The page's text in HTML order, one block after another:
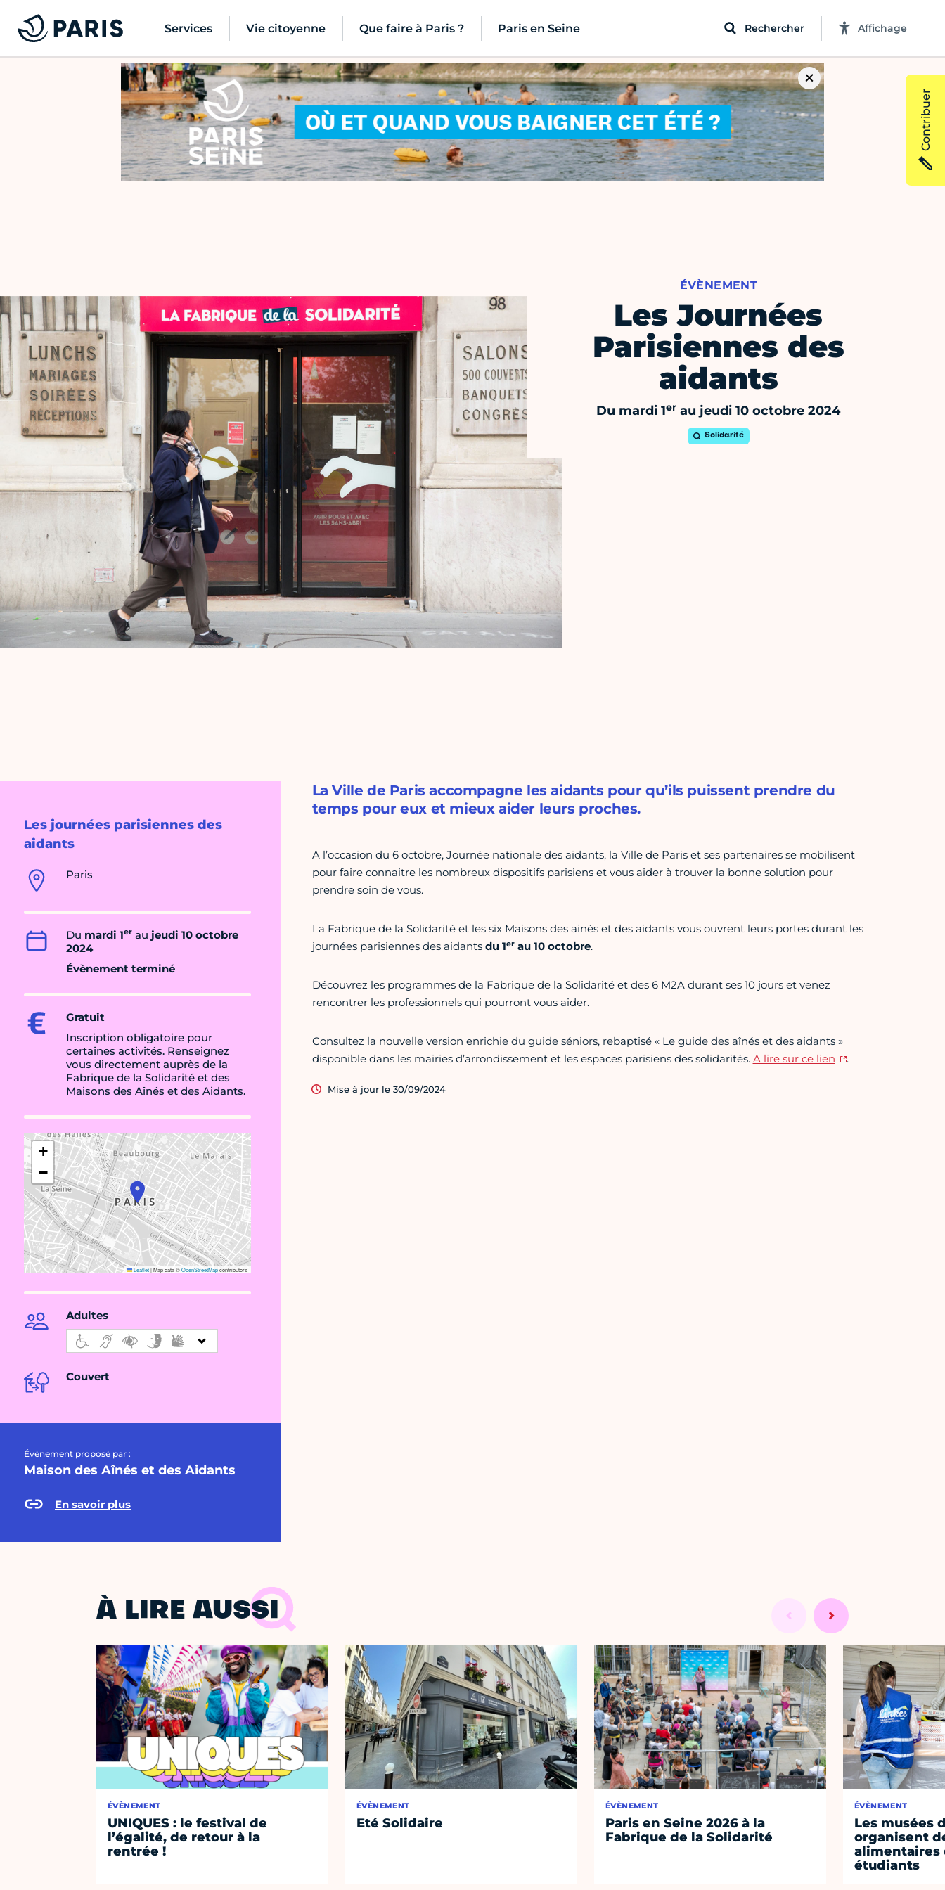
Services Vie citoyenne Que faire à Paris ? Paris en Seine Rechercher Affichage
ÉVÈNEMENT
Les Journées
Parisiennes des
aidants
Du mardi 1er au jeudi 10 octobre 2024
Solidarité
Les journées parisiennes des
aidants
Paris
Du mardi 1er au jeudi 10 octobre
2024
Évènement terminé
Gratuit
Inscription obligatoire pour
certaines activités. Renseignez
vous directement auprès de la
Fabrique de la Solidarité et des
Maisons des Aînés et des Aidants.
+
−
Leaflet|Map data ©OpenStreetMapcontributors
Adultes
Couvert
Évènement proposé par :
Maison des Aînés et des Aidants
En savoir plus
La Ville de Paris accompagne les aidants pour qu’ils puissent prendre du
temps pour eux et mieux aider leurs proches.
A l’occasion du 6 octobre, Journée nationale des aidants, la Ville de Paris et ses partenaires se mobilisent
pour faire connaitre les nombreux dispositifs parisiens et vous aider à trouver la bonne solution pour
prendre soin de vous.
La Fabrique de la Solidarité et les six Maisons des ainés et des aidants vous ouvrent leurs portes durant les
journées parisiennes des aidants du 1erau 10 octobre.
Découvrez les programmes de la Fabrique de la Solidarité et des 6 M2A durant ses 10 jours et venez
rencontrer les professionnels qui pourront vous aider.
Consultez la nouvelle version enrichie du guide séniors, rebaptisé « Le guide des aînés et des aidants »
disponible dans les mairies d’arrondissement et les espaces parisiens des solidarités. A lire sur ce lien .
Mise à jour le 30/09/2024
À LIRE AUSSI
ÉVÈNEMENT
UNIQUES : le festival de
l’égalité, de retour à la
rentrée !
ÉVÈNEMENT
Eté Solidaire
ÉVÈNEMENT
Paris en Seine 2026 à la
Fabrique de la Solidarité
ÉVÈNEMENT
Les musées
organisent
alimentaires
étudiants
Contribuer